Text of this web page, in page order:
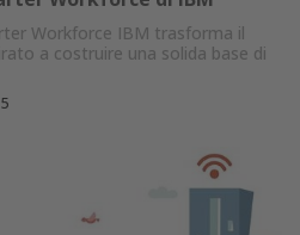
Workforce IBM trasforma il
a costruire una solida base di